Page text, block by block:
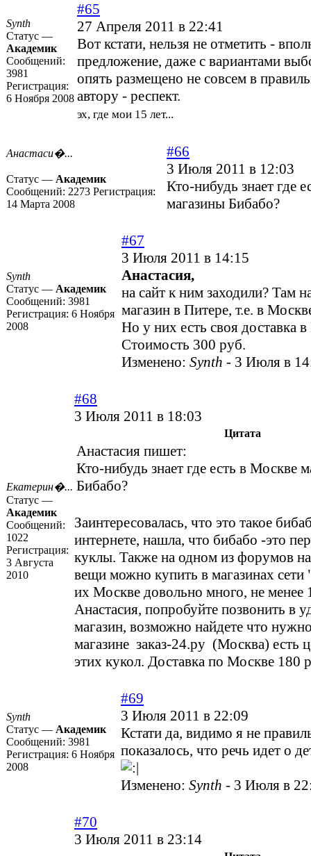
Synth
Статус —
Академик
Сообщений:
3981
Регистрация:
6 Ноября 2008
#65
27 Апреля 2011 в 22:41
Вот кстати, нельзя не отметить -
предложение, даже с вариантами
опять размещено не совсем в
автору - респект.
эх, где мои 15 лет...
Анастаси�...
Статус — Академик
Сообщений: 2273 Регистрация:
14 Марта 2008
#66
3 Июля 2011 в 12:03
Кто-нибудь знает где
магазины Бибабо?
Synth
Статус — Академик
Сообщений: 3981
Регистрация: 6 Ноября
2008
#67
3 Июля 2011 в 14:15
Анастасия,
на сайт к ним заходили? Там
магазин в Питере, т.е. в
Но у них есть своя доставка
Стоимость 300 руб.
Изменено: Synth - 3 Июля в
Екатерин�...
Статус —
Академик
Сообщений:
1022
Регистрация:
3 Августа
2010
#68
3 Июля 2011 в 18:03
Цитата
Анастасия пишет:
Кто-нибудь знает где есть в Москве
Бибабо?
Заинтересовалась, что это такое
интернете, нашла, что бибабо -это
куклы. Также на одном из форумов
вещи можно купить в магазинах сети
их Москве довольно много, не менее
Анастасия, попробуйте позвонить в
магазин, возможно найдете что
магазине заказ-24.ру (Москва) есть
этих кукол. Доставка по Москве 180
Synth
Статус — Академик
Сообщений: 3981
Регистрация: 6 Ноября
2008
#69
3 Июля 2011 в 22:09
Кстати да, видимо я не
показалось, что речь идет о
Изменено: Synth - 3 Июля в
#70
3 Июля 2011 в 23:14